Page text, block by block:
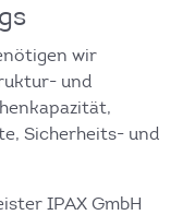
wir
und
Sicherheits- und
IPAX GmbH